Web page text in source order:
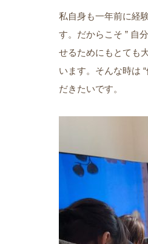
私自身も一年前に経
す。だからこそ ” 自
せるためにもとても
います。そんな時は
だきたいです。